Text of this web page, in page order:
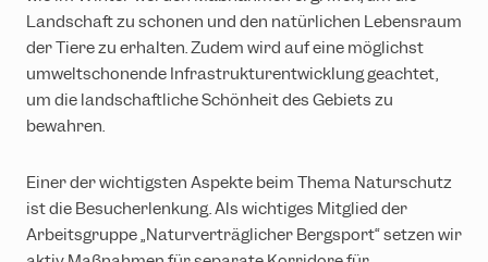
Landschaft zu schonen und den natürlichen Lebensraum
der Tiere zu erhalten. Zudem wird auf eine möglichst
umweltschonende Infrastrukturentwicklung geachtet,
um die landschaftliche Schönheit des Gebiets zu
bewahren.
Einer der wichtigsten Aspekte beim Thema Naturschutz
ist die Besucherlenkung. Als wichtiges Mitglied der
Arbeitsgruppe „Naturverträglicher Bergsport“ setzen wir